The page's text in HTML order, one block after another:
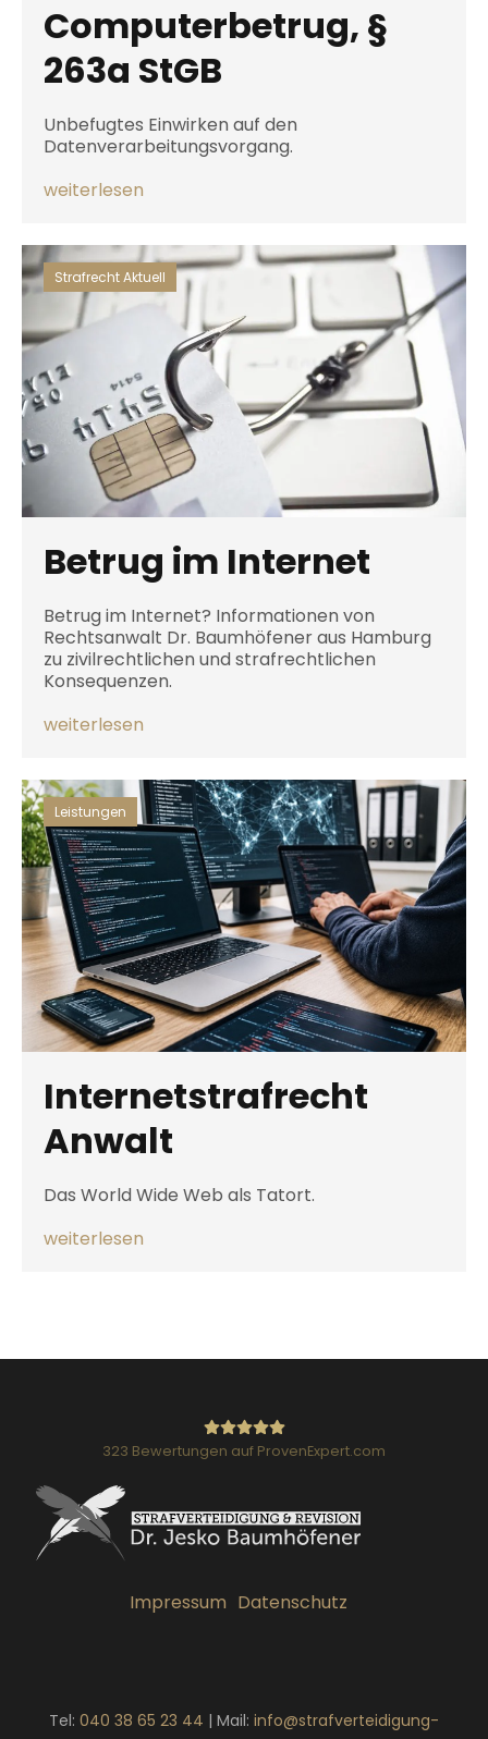
Computerbetrug, §
263a StGB
Unbefugtes Einwirken auf den
Datenverarbeitungsvorgang.
weiterlesen
Betrug im Internet
Betrug im Internet? Informationen von
Rechtsanwalt Dr. Baumhöfener aus Hamburg
zu zivilrechtlichen und strafrechtlichen
Konsequenzen.
weiterlesen
Strafrecht Aktuell
Internetstrafrecht
Anwalt
Das World Wide Web als Tatort.
weiterlesen
Leistungen
Fachanwalt für Strafrecht Dr.
Baumhöfener
323 Bewertungen auf ProvenExpert.com
Impressum Datenschutz
Tel: 040 38 65 23 44 | Mail: info@strafverteidigung-